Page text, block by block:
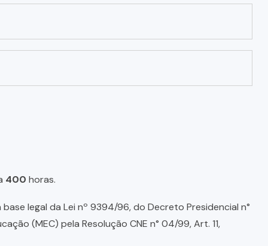
400 horas.
legal da Lei nº 9394/96, do Decreto Presidencial n°
(MEC) pela Resolução CNE n° 04/99, Art. 11,